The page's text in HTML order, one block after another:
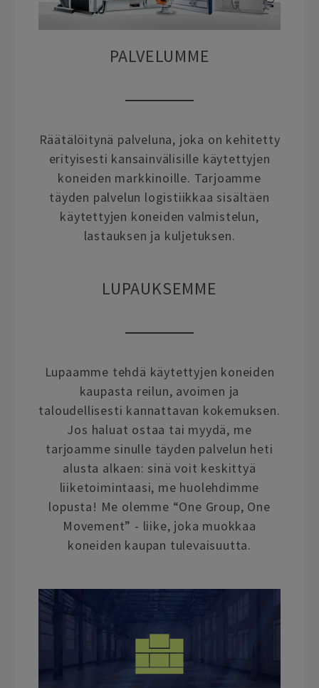
PALVELUMME
Räätälöitynä palveluna, joka on kehitetty
erityisesti kansainvälisille käytettyjen
koneiden markkinoille. Tarjoamme
täyden palvelun logistiikkaa sisältäen
käytettyjen koneiden valmistelun,
lastauksen ja kuljetuksen.
LUPAUKSEMME
Lupaamme tehdä käytettyjen koneiden
kaupasta reilun, avoimen ja
taloudellisesti kannattavan kokemuksen.
Jos haluat ostaa tai myydä, me
tarjoamme sinulle täyden palvelun heti
alusta alkaen: sinä voit keskittyä
liiketoimintaasi, me huolehdimme
lopusta! Me olemme “One Group, One
Movement” - liike, joka muokkaa
koneiden kaupan tulevaisuutta.